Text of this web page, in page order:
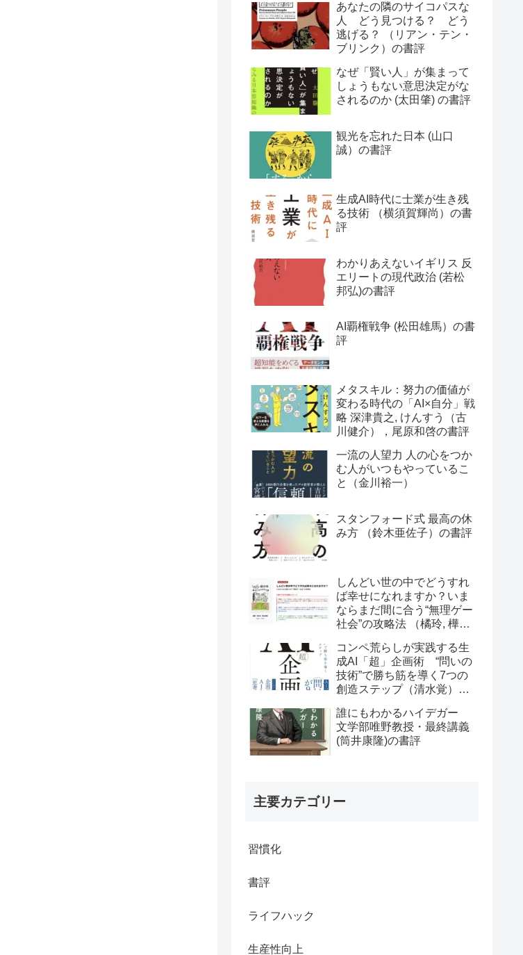
あなたの隣のサイコパスな
人 どう見つける？ どう
逃げる？ （リアン・テン・
ブリンク）の書評
なぜ「賢い人」が集まって
しょうもない意思決定がな
されるのか (太田肇) の書評
観光を忘れた日本 (山口
誠）の書評
生成AI時代に士業が生き残
る技術 （横須賀輝尚）の書
評
わかりあえないイギリス 反
エリートの現代政治 (若松
邦弘)の書評
AI覇権戦争 (松田雄馬）の書
評
メタスキル：努力の価値が
変わる時代の「AI×自分」戦
略 深津貴之, けんすう（古
川健介），尾原和啓の書評
一流の人望力 人の心をつか
む人がいつもやっているこ
と（金川裕一）
スタンフォード式 最高の休
み方 （鈴木亜佐子）の書評
しんどい世の中でどうすれ
ば幸せになれますか？いま
ならまだ間に合う“無理ゲー
社会”の攻略法 （橘玲, 樺山
コンペ荒らしが実践する生
成AI「超」企画術 “問いの
技術”で勝ち筋を導く7つの
創造ステップ（清水覚）の
誰にもわかるハイデガー
文学部唯野教授・最終講義
(筒井康隆)の書評
主要カテゴリー
習慣化
書評
ライフハック
生産性向上